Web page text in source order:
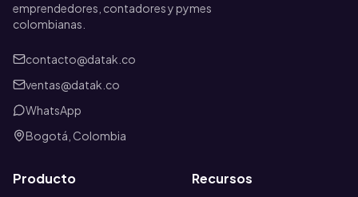
emprendedores, contadores y pymes
colombianas.
contacto@datak.co
ventas@datak.co
WhatsApp
Bogotá, Colombia
Producto Recursos